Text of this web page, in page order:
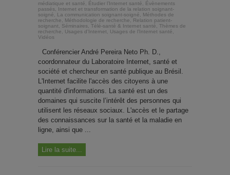
médiatique et santé
Étudier l’Internet santé
Évènements
passés
Internet et transformation de la relation soignant-
soigné
La communication soignant-soigné
Méthodes de
recherche
Méthodologie de recherche
Relation patient-
soignant
Séminaires Télé-santé & Internet santé
Thèmes de
recherche
Usages d'Internet Usages de l'Internet santé
Vidéos
Conférencier André Pereira Neto Ph. D.,
coordonnateur du Laboratoire Internet, santé et
société et chercheur en santé publique au Brésil.
L'Internet facilite l'accès des citoyens à une
quantité d'informations. La santé est un des
domaines qui suscite l’intérêt des personnes qui
utilisent les réseaux sociaux. L'accès et le partage
des connaissances sur la santé et la maladie en
ligne, ainsi que ...
Lire la suite...